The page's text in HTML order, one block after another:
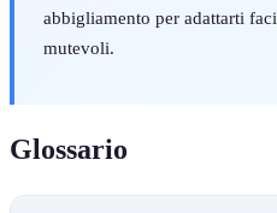
abbigliamento per adattarti
mutevoli.
Glossario